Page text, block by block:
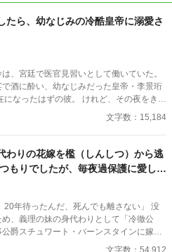
たら、幼なじみの冷酷皇帝に溺愛さ
、宮廷で医官見習いとして働いていた。
酒に酔い、幼なじみだった皇帝・李景珩
酷と恐れられる皇帝が、
すぎて――。
文字数：15,184
わりの花嫁を檻（しんしつ）から逃
もりでしたが、毎夜過保護に愛し抜
年待ったんだ、死んでも離さない」 没
、義理の妹の身代わりとして「冷徹公
爵スチュワート・バーンスタインに嫁ぐ
告げられ
文字数：54,912